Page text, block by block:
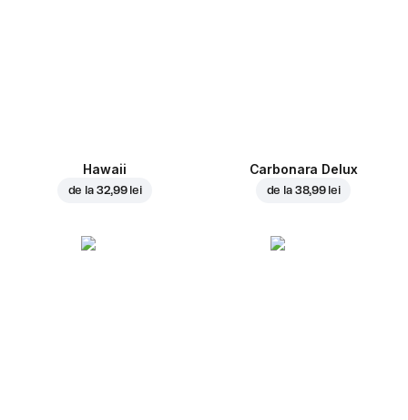
Hawaii
de la 32,99 lei
Carbonara Delux
de la 38,99 lei